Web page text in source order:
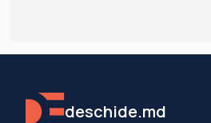
deschide.md